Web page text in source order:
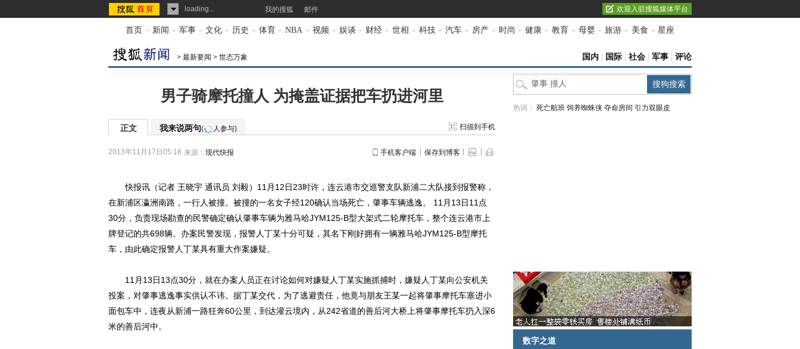
loading... 我的搜狐 邮件 欢迎入驻搜狐媒体平台
首页 - 新闻 - 军事 - 文化 - 历史 - 体育 - NBA - 视频 - 娱谈 - 财经 - 世相 - 科技 - 汽车 - 房产 - 时尚 - 健康 - 教育 - 母婴 - 旅游 - 美食 - 星座
> 最新要闻 > 世态万象 国内 国际 社会 军事 评论
男子骑摩托撞人 为掩盖证据把车扔进河里
正文 我来说两句( 人参与) 扫描到手机
2013年11月17日05:18 来源： 现代快报 手机客户端 保存到博客
快报讯（记者 王晓宇 通讯员 刘毅）11月12日23时许，连云港市交巡警支队新浦二大队接到报警称，
在新浦区瀛洲南路，一行人被撞。被撞的一名女子经120确认当场死亡，肇事车辆逃逸。 11月13日11点
30分，负责现场勘查的民警确定确认肇事车辆为雅马哈JYM125-B型大架式二轮摩托车，整个连云港市上
牌登记的共698辆。办案民警发现，报警人丁某十分可疑，其名下刚好拥有一辆雅马哈JYM125-B型摩托
车，由此确定报警人丁某具有重大作案嫌疑。
11月13日13点30分，就在办案人员正在讨论如何对嫌疑人丁某实施抓捕时，嫌疑人丁某向公安机关
投案，对肇事逃逸事实供认不讳。据丁某交代，为了逃避责任，他竟与朋友王某一起将肇事摩托车塞进小
面包车中，连夜从新浦一路狂奔60公里，到达灌云境内，从242省道的善后河大桥上将肇事摩托车扔入深6
米的善后河中。
热词： 死亡航班 饲养蜘蛛侠 夺命房间 引力双眼皮
数字之道